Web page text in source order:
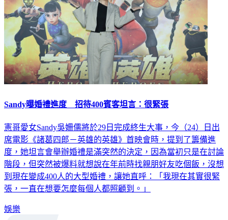
Sandy曝婚禮進度 招待400賓客坦言：很緊張
憲哥愛女Sandy吳姍儒將於29日完成終生大事，今（24）日出
席電影《諸葛四郎－英雄的英雄》首映會時，提到了籌備進
度，她坦言會舉辦婚禮是滿突然的決定，因為當初只是在討論
階段，但突然被爆料就想說在年前時找親朋好友吃個飯，沒想
到現在變成400人的大型婚禮，讓她直呼：「我現在其實很緊
張，一直在想要怎麼每個人都照顧到。」
娛樂